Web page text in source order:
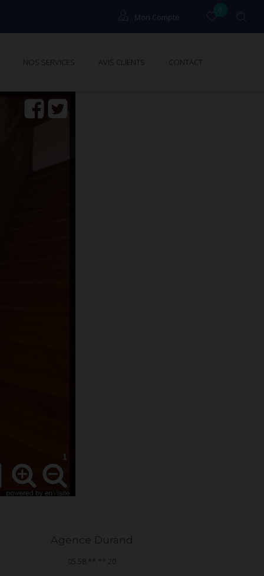
Mon Compte
0
NOS SERVICES AVIS CLIENTS CONTACT
Agence Durand
05.58.**.**.20